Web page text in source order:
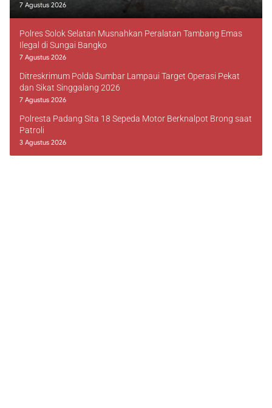
7 Agustus 2026
Polres Solok Selatan Musnahkan Peralatan Tambang Emas
Ilegal di Sungai Bangko
7 Agustus 2026
Ditreskrimum Polda Sumbar Lampaui Target Operasi Pekat
dan Sikat Singgalang 2026
7 Agustus 2026
Polresta Padang Sita 18 Sepeda Motor Berknalpot Brong saat
Patroli
3 Agustus 2026